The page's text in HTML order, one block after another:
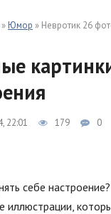
»Юмор » Невротик 26
22:01 179 0
себе
иллюстрации,